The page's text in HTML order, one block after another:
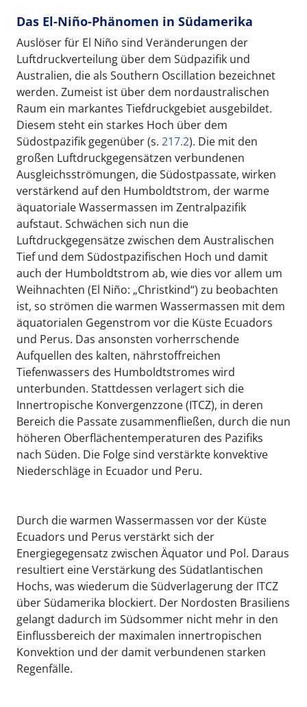
Das El-Niño-Phänomen in Südamerika
Auslöser für El Niño sind Veränderungen der
Luftdruckverteilung über dem Südpazifik und
Australien, die als Southern Oscillation bezeichnet
werden. Zumeist ist über dem nordaustralischen
Raum ein markantes Tiefdruckgebiet ausgebildet.
Diesem steht ein starkes Hoch über dem
Südostpazifik gegenüber (s. 217.2). Die mit den
großen Luftdruckgegensätzen verbundenen
Ausgleichsströmungen, die Südostpassate, wirken
verstärkend auf den Humboldtstrom, der warme
äquatoriale Wassermassen im Zentralpazifik
aufstaut. Schwächen sich nun die
Luftdruckgegensätze zwischen dem Australischen
Tief und dem Südostpazifischen Hoch und damit
auch der Humboldtstrom ab, wie dies vor allem um
Weihnachten (El Niño: „Christkind“) zu beobachten
ist, so strömen die warmen Wassermassen mit dem
äquatorialen Gegenstrom vor die Küste Ecuadors
und Perus. Das ansonsten vorherrschende
Aufquellen des kalten, nährstoffreichen
Tiefenwassers des Humboldtstromes wird
unterbunden. Stattdessen verlagert sich die
Innertropische Konvergenzzone (ITCZ), in deren
Bereich die Passate zusammenfließen, durch die nun
höheren Oberflächentemperaturen des Pazifiks
nach Süden. Die Folge sind verstärkte konvektive
Niederschläge in Ecuador und Peru.
Durch die warmen Wassermassen vor der Küste
Ecuadors und Perus verstärkt sich der
Energiegegensatz zwischen Äquator und Pol. Daraus
resultiert eine Verstärkung des Südatlantischen
Hochs, was wiederum die Südverlagerung der ITCZ
über Südamerika blockiert. Der Nordosten Brasiliens
gelangt dadurch im Südsommer nicht mehr in den
Einflussbereich der maximalen innertropischen
Konvektion und der damit verbundenen starken
Regenfälle.